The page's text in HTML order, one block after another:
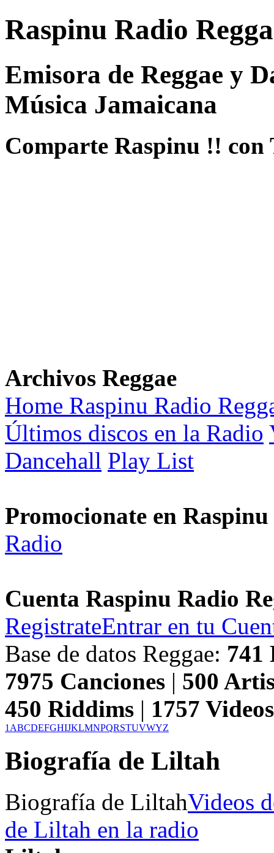
Raspinu Radio
Emisora de Reggae y
Música Jamaicana
Comparte Raspinu !! con
Archivos Reggae
Home Raspinu Radio
Últimos discos en la Radio
Dancehall Play List
Promocionate en
Radio
Cuenta Raspinu Radio
RegistrateEntrar en tu
Base de datos Reggae: 741
7975 Canciones | 500
450 Riddims | 1757
1 ABCDEFGHIJKLMNPQRSTUVWYZ
Biografía de Liltah
Biografía de LiltahVideos
de Liltah en la radio